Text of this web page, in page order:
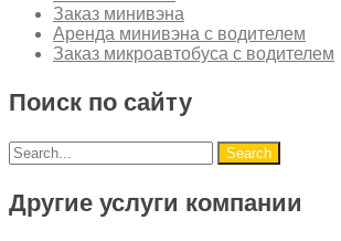
Заказ минивэна
Аренда минивэна с водителем
Заказ микроавтобуса с водителем
Поиск по сайту
Другие услуги компании